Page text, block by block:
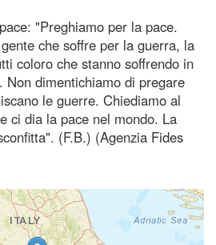
"Preghiamo per la pace.
che soffre per la guerra, la
coloro che stanno soffrendo in
Non dimentichiamo di pregare
le guerre. Chiediamo al
ci dia la pace nel mondo. La
(F.B.) (Agenzia Fides